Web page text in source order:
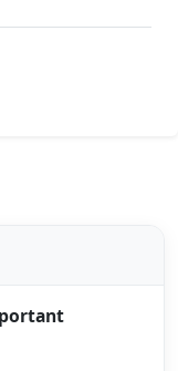
portant